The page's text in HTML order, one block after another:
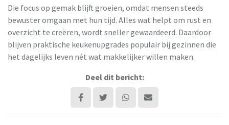
Die focus op gemak blijft groeien, omdat mensen steeds
bewuster omgaan met hun tijd. Alles wat helpt om rust en
overzicht te creëren, wordt sneller gewaardeerd. Daardoor
blijven praktische keukenupgrades populair bij gezinnen die
het dagelijks leven nét wat makkelijker willen maken.
Deel dit bericht: